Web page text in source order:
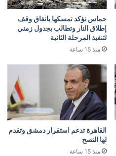
حماس تؤكد تمسكها باتفاق وقف
إطلاق النار وتطالب بجدول زمني
لتنفيذ المرحلة الثانية
منذ 15 ساعة
القاهرة تدعم استقرار دمشق وتقدم
لها النصح
منذ 15 ساعة